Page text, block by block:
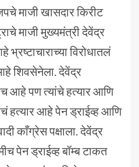
माजी खासदार किरीट
माजी मुख्यमंत्री देवेंद्र
विरोधातलं
शिवसेनेला. देवेंद्र
आहे पण त्यांचे हत्यार आणि
हत्यार आहे पेन ड्राईव्ह आणि
काँग्रेस पक्षाला. देवेंद्र
पेन ड्राईव्ह बॉम्ब टाकत